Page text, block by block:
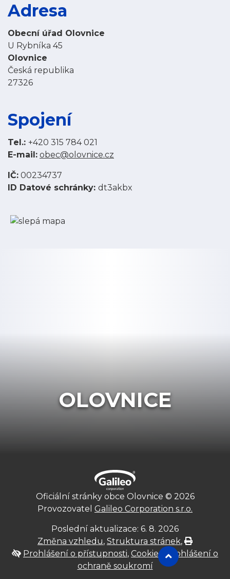
Adresa
Obecní úřad Olovnice
U Rybníka 45
Olovnice
Česká republika
27326
Spojení
Tel.: +420 315 784 021
E-mail: obec@olovnice.cz
IČ: 00234737
ID Datové schránky: dt3akbx
OLOVNICE
nahoru
Oficiální stránky obce Olovnice © 2026
Provozovatel Galileo Corporation s.r.o.
Poslední aktualizace: 6. 8. 2026
Změna vzhledu, Struktura stránek, Vytisknout
Prohlášení o přístupnosti, Cookies Prohlášení o
ochraně soukromí